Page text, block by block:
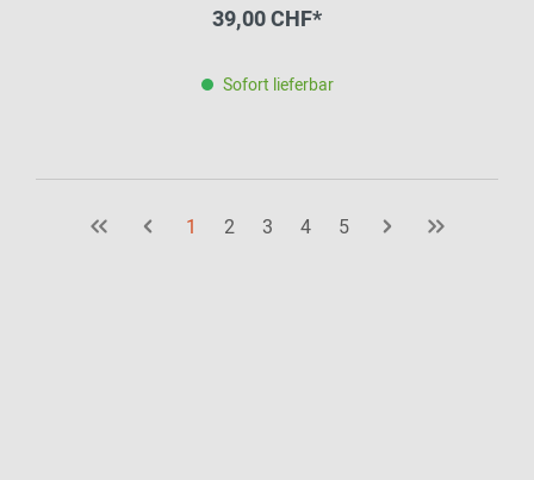
39,00 CHF*
Sofort lieferbar
1 2 3 4 5